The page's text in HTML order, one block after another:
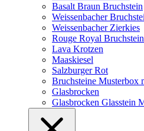
Basalt Braun Bruchstein
Weissenbacher
Weissenbacher Zierkies
Rouge Royal
Lava Krotzen
Maaskiesel
Salzburger Rot
Bruchsteine Musterbox
Glasbrocken
Glasbrocken Glasstein